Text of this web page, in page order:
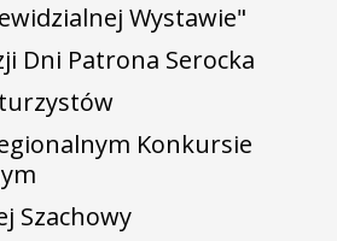
Wystawie"
Dni Patrona Serocka
Konkursie
Szachowy